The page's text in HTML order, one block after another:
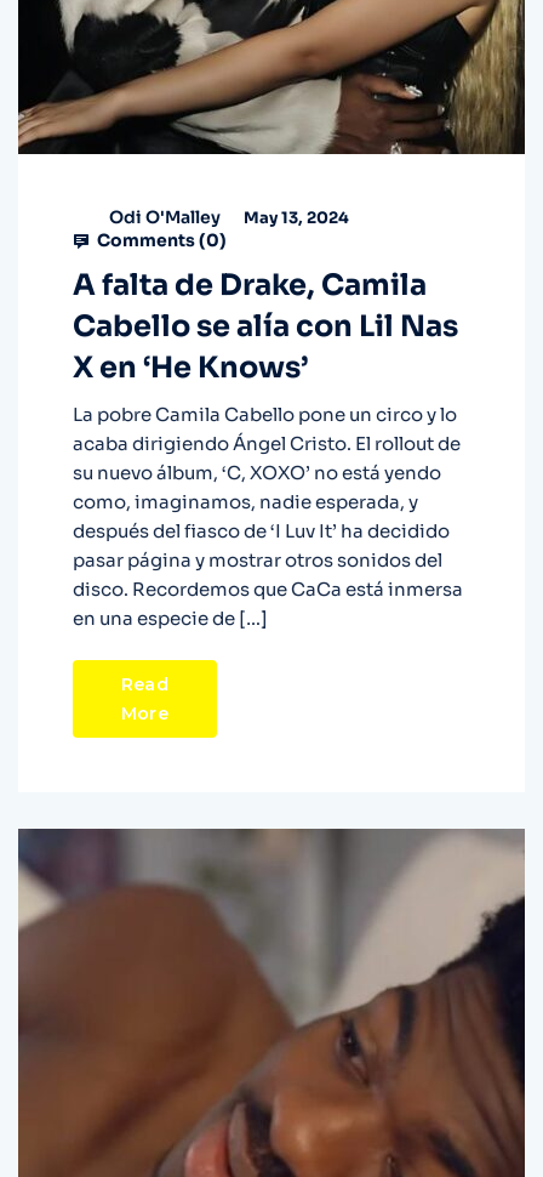
Odi O'Malley May 13, 2024
Comments (0)
A falta de Drake, Camila
Cabello se alía con Lil Nas
X en ‘He Knows’
La pobre Camila Cabello pone un circo y lo
acaba dirigiendo Ángel Cristo. El rollout de
su nuevo álbum, ‘C, XOXO’ no está yendo
como, imaginamos, nadie esperada, y
después del fiasco de ‘I Luv It’ ha decidido
pasar página y mostrar otros sonidos del
disco. Recordemos que CaCa está inmersa
en una especie de […]
Read
More